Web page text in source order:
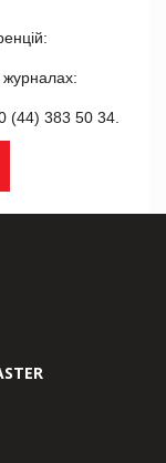
(44) 383 50 34.